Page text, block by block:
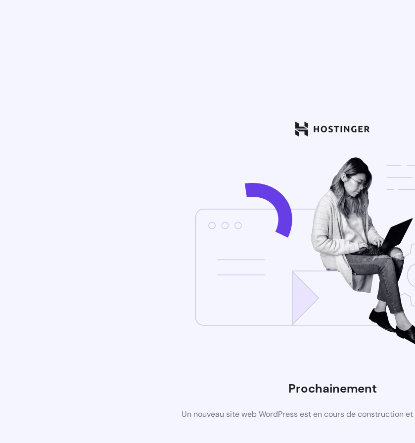
Prochainement
Un nouveau site web WordPress est en cours de construction